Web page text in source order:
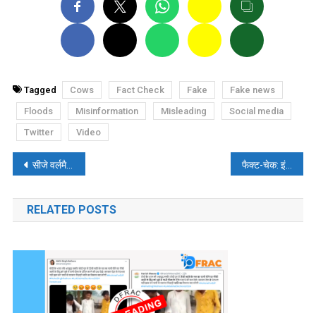
Tagged Cows Fact Check Fake
Fake news
Floods
Misinformation Misleading
Social media
Twitter
Video
पोस्ट
नेविगेशन
सीजे वर्लमैन कौन हैं?
RELATED POSTS